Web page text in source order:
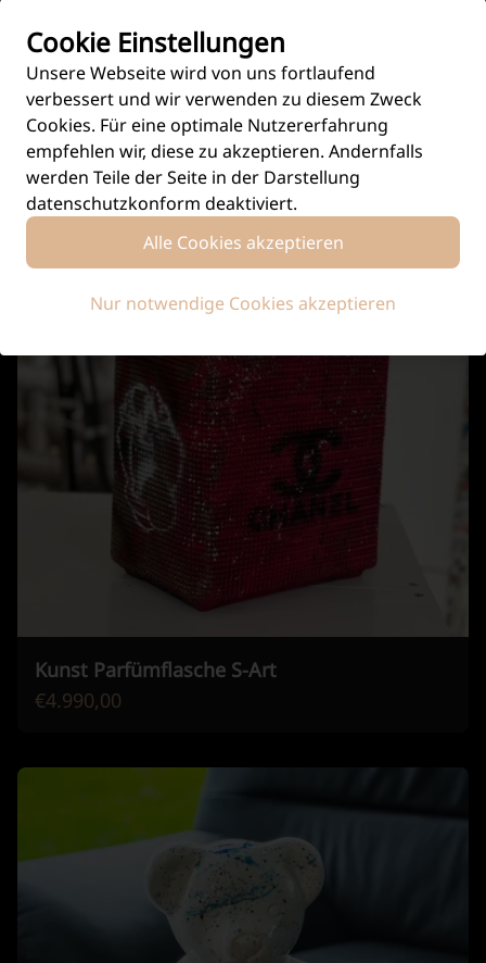
Weitere Kunstwerke
Kunst Parfümflasche S-Art
€4.990,00
Cookie Einstellungen
Unsere Webseite wird von uns fortlaufend
verbessert und wir verwenden zu diesem Zweck
Cookies. Für eine optimale Nutzererfahrung
empfehlen wir, diese zu akzeptieren. Andernfalls
werden Teile der Seite in der Darstellung
datenschutzkonform deaktiviert.
Alle Cookies akzeptieren
Nur notwendige Cookies akzeptieren